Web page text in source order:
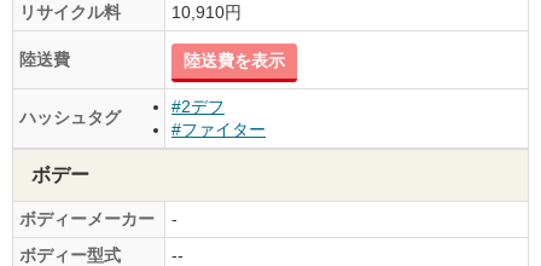
リサイクル料
10,910円
陸送費 陸送費を表示
ハッシュタグ
#2デフ
#ファイター
ボデー
ボディーメーカー
-
ボディー型式
--